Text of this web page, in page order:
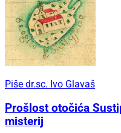
Piše dr.sc. Ivo Glavaš
Prošlost otočića
misterij